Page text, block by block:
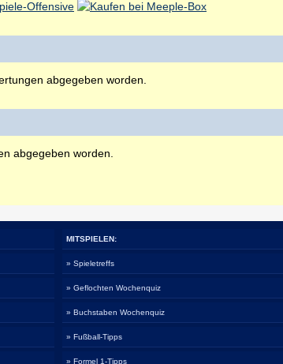
abgegeben worden.
abgegeben worden.
MITSPIELEN:
» Spieletreffs
» Geflochten Wochenquiz
» Buchstaben Wochenquiz
» Fußball-Tipps
» Formel 1-Tipps